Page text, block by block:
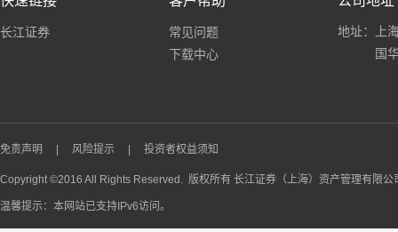
长江证券
常见问题
下载中心
地址：上
国
免责声明 风险提示 投资者权益须知
Copyright ©2016 All Rights Reserved. 版权所有 长江证券（上海）资产管理有限
温馨提示：本网站已支持IPv6访问。